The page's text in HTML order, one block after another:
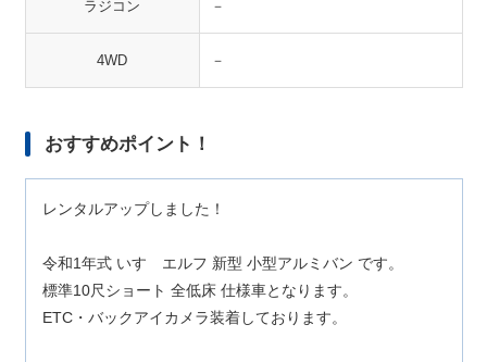
ラジコン －
4WD －
おすすめポイント！
レンタルアップしました！
令和1年式 いすゞエルフ 新型 小型アルミバン です。
標準10尺ショート 全低床 仕様車となります。
ETC・バックアイカメラ装着しております。